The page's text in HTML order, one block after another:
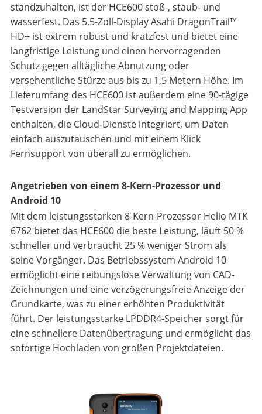
standzuhalten, ist der HCE600 stoß-, staub- und
wasserfest. Das 5,5-Zoll-Display Asahi DragonTrail™
HD+ ist extrem robust und kratzfest und bietet eine
langfristige Leistung und einen hervorragenden
Schutz gegen alltägliche Abnutzung oder
versehentliche Stürze aus bis zu 1,5 Metern Höhe. Im
Lieferumfang des HCE600 ist außerdem eine 90-tägige
Testversion der LandStar Surveying and Mapping App
enthalten, die Cloud-Dienste integriert, um Daten
einfach auszutauschen und mit einem Klick
Fernsupport von überall zu ermöglichen.
Angetrieben von einem 8-Kern-Prozessor und
Android 10
Mit dem leistungsstarken 8-Kern-Prozessor Helio MTK
6762 bietet das HCE600 die beste Leistung, läuft 50 %
schneller und verbraucht 25 % weniger Strom als
seine Vorgänger. Das Betriebssystem Android 10
ermöglicht eine reibungslose Verwaltung von CAD-
Zeichnungen und eine verzögerungsfreie Anzeige der
Grundkarte, was zu einer erhöhten Produktivität
führt. Der leistungsstarke LPDDR4-Speicher sorgt für
eine schnellere Datenübertragung und ermöglicht das
sofortige Hochladen von großen Projektdateien.